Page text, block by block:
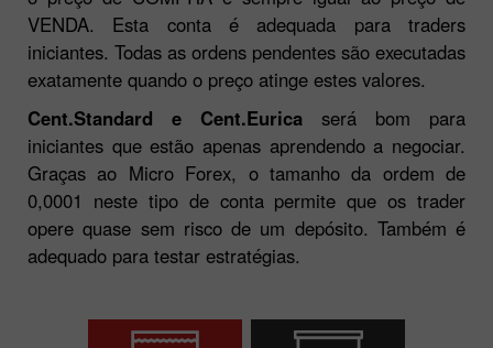
Insta.Eurica implica negociar sem spreads, pelo que
o preço de COMPRA é sempre igual ao preço de
VENDA. Esta conta é adequada para traders
iniciantes. Todas as ordens pendentes são executadas
exatamente quando o preço atinge estes valores.
Cent.Standard e Cent.Eurica
será bom para
iniciantes que estão apenas aprendendo a negociar.
Graças ao Micro Forex, o tamanho da ordem de
0,0001 neste tipo de conta permite que os trader
opere quase sem risco de um depósito. Também é